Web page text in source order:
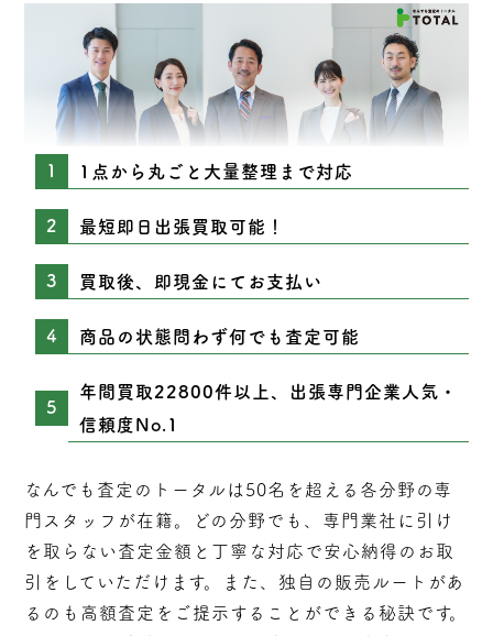
1点から丸ごと大量整理まで対応
最短即日出張買取可能！
買取後、即現金にてお支払い
商品の状態問わず何でも査定可能
年間買取22800件以上、出張専門企業人気・
信頼度No.1
なんでも査定のトータルは50名を超える各分野の専
門スタッフが在籍。どの分野でも、専門業社に引け
を取らない査定 金額と丁寧な対応で安心納得のお取
引をしていただけます。また、独自の販売ルートがあ
るのも高額査定をご提示することができる秘訣です。